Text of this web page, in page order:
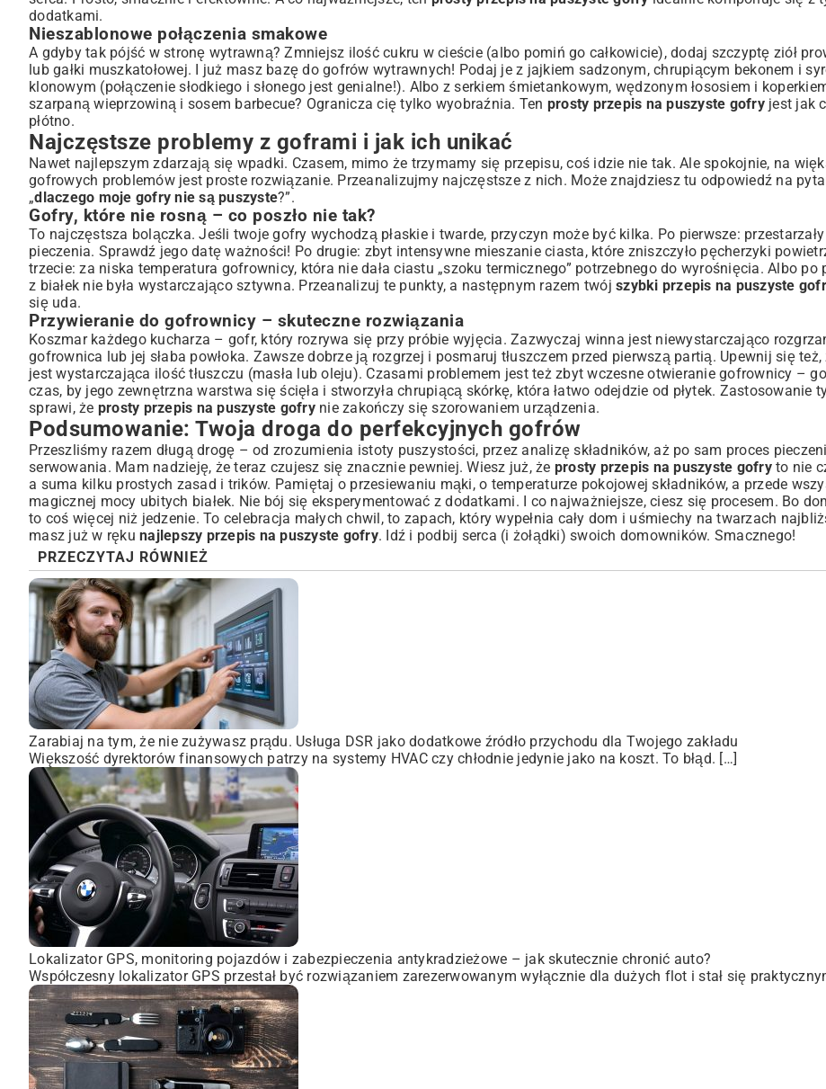
dodatkami.
Nieszablonowe połączenia smakowe
A gdyby tak pójść w stronę wytrawną? Zmniejsz ilość cukru w cieście (albo pomiń go całkowicie), dodaj szczyptę ziół
lub gałki muszkatołowej. I już masz bazę do gofrów wytrawnych! Podaj je z jajkiem sadzonym, chrupiącym bekonem i
klonowym (połączenie słodkiego i słonego jest genialne!). Albo z serkiem śmietankowym, wędzonym łososiem i
szarpaną wieprzowiną i sosem barbecue? Ogranicza cię tylko wyobraźnia. Ten prosty przepis na puszyste gofryjest jak
płótno.
Najczęstsze problemy z goframi i jak ich unikać
Nawet najlepszym zdarzają się wpadki. Czasem, mimo że trzymamy się przepisu, coś idzie nie tak. Ale spokojnie, na
gofrowych problemów jest proste rozwiązanie. Przeanalizujmy najczęstsze z nich. Może znajdziesz tu odpowiedź na
„dlaczego moje gofry nie są puszyste?”.
Gofry, które nie rosną – co poszło nie tak?
To najczęstsza bolączka. Jeśli twoje gofry wychodzą płaskie i twarde, przyczyn może być kilka. Po pierwsze:
pieczenia. Sprawdź jego datę ważności! Po drugie: zbyt intensywne mieszanie ciasta, które zniszczyło pęcherzyki
trzecie: za niska temperatura gofrownicy, która nie dała ciastu „szoku termicznego” potrzebnego do wyrośnięcia. Albo po
z białek nie była wystarczająco sztywna. Przeanalizuj te punkty, a następnym razem twój szybki przepis na puszyste
się uda.
Przywieranie do gofrownicy – skuteczne rozwiązania
Koszmar każdego kucharza – gofr, który rozrywa się przy próbie wyjęcia. Zazwyczaj winna jest niewystarczająco
gofrownica lub jej słaba powłoka. Zawsze dobrze ją rozgrzej i posmaruj tłuszczem przed pierwszą partią. Upewnij się też,
jest wystarczająca ilość tłuszczu (masła lub oleju). Czasami problemem jest też zbyt wczesne otwieranie gofrownicy –
czas, by jego zewnętrzna warstwa się ścięła i stworzyła chrupiącą skórkę, która łatwo odejdzie od płytek. Zastosowanie
sprawi, że prosty przepis na puszyste gofrynie zakończy się szorowaniem urządzenia.
Podsumowanie: Twoja droga do perfekcyjnych gofrów
Przeszliśmy razem długą drogę – od zrozumienia istoty puszystości, przez analizę składników, aż po sam proces
serwowania. Mam nadzieję, że teraz czujesz się znacznie pewniej. Wiesz już, że prosty przepis na puszyste gofryto nie
a suma kilku prostych zasad i trików. Pamiętaj o przesiewaniu mąki, o temperaturze pokojowej składników, a przede
magicznej mocy ubitych białek. Nie bój się eksperymentować z dodatkami. I co najważniejsze, ciesz się procesem. Bo
to coś więcej niż jedzenie. To celebracja małych chwil, to zapach, który wypełnia cały dom i uśmiechy na twarzach
masz już w ręku najlepszy przepis na puszyste gofry. Idź i podbij serca (i żołądki) swoich domowników. Smacznego!
PRZECZYTAJ RÓWNIEŻ
Zarabiaj na tym, że nie zużywasz prądu. Usługa DSR jako dodatkowe źródło przychodu dla Twojego zakładu
Większość dyrektorów finansowych patrzy na systemy HVAC czy chłodnie jedynie jako na koszt. To błąd. […]
Lokalizator GPS, monitoring pojazdów i zabezpieczenia antykradzieżowe – jak skutecznie chronić auto?
Współczesny lokalizator GPS przestał być rozwiązaniem zarezerwowanym wyłącznie dla dużych flot i stał się